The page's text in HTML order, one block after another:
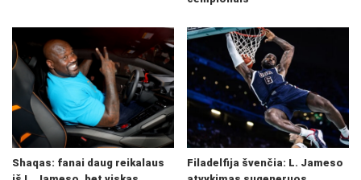
Shaqas: fanai daug reikalaus
Filadelfija švenčia: L. Jameso